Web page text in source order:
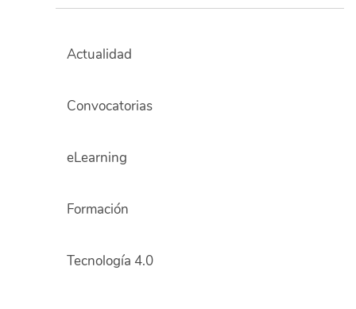
Actualidad
Convocatorias
eLearning
Formación
Tecnología 4.0